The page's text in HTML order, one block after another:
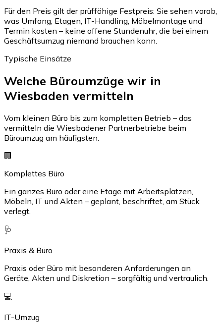
Für den Preis gilt der prüffähige Festpreis: Sie sehen vorab,
was Umfang, Etagen, IT-Handling, Möbelmontage und
Termin kosten – keine offene Stundenuhr, die bei einem
Geschäftsumzug niemand brauchen kann.
Typische Einsätze
Welche Büroumzüge wir in
Wiesbaden vermitteln
Vom kleinen Büro bis zum kompletten Betrieb – das
vermitteln die Wiesbadener Partnerbetriebe beim
Büroumzug am häufigsten:
🏢
Komplettes Büro
Ein ganzes Büro oder eine Etage mit Arbeitsplätzen,
Möbeln, IT und Akten – geplant, beschriftet, am Stück
verlegt.
🩺
Praxis & Büro
Praxis oder Büro mit besonderen Anforderungen an
Geräte, Akten und Diskretion – sorgfältig und vertraulich.
💻
IT-Umzug